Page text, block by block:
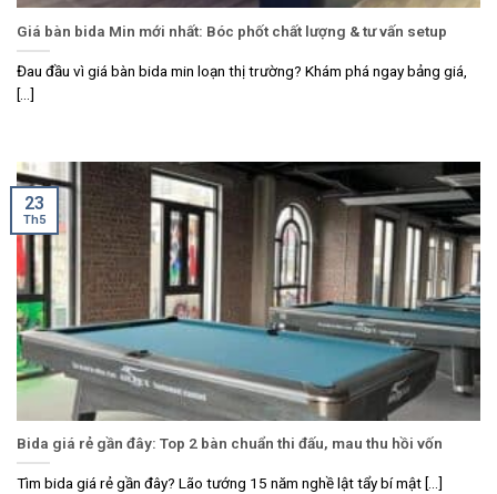
Giá bàn bida Min mới nhất: Bóc phốt chất lượng & tư vấn setup
Đau đầu vì giá bàn bida min loạn thị trường? Khám phá ngay bảng giá,
[...]
Bida giá rẻ gần đây: Top 2 bàn chuẩn thi đấu, mau thu hồi vốn
Tìm bida giá rẻ gần đây? Lão tướng 15 năm nghề lật tẩy bí mật [...]
23
Th5